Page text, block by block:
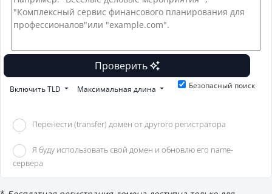
Проверить
Включить TLD Максимальная длина Безопасный поиск
Перенести (transfer) домен от другого регистратора
Я буду использовать свой домен и обновлю его name-
сервера